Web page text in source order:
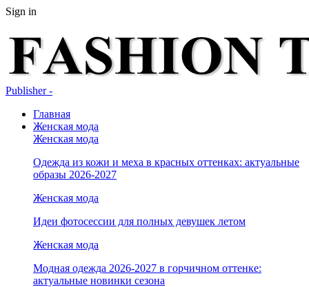
Sign in
Publisher -
Главная
Женская мода
Женская мода
Одежда из кожи и меха в красных оттенках: актуальные
образы 2026-2027
Женская мода
Идеи фотосессии для полных девушек летом
Женская мода
Модная одежда 2026-2027 в горчичном оттенке:
актуальные новинки сезона